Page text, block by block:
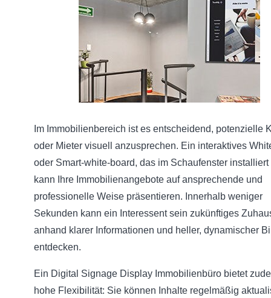
Im Immobilienbereich ist es entscheidend, potenzielle
oder Mieter visuell anzusprechen. Ein interaktives
oder Smart-white-board, das im Schaufenster installiert
kann Ihre Immobilienangebote auf ansprechende und
professionelle Weise präsentieren. Innerhalb weniger
Sekunden kann ein Interessent sein zukünftiges
anhand klarer Informationen und heller, dynamischer
entdecken.
Ein Digital Signage Display Immobilienbüro bietet
hohe Flexibilität: Sie können Inhalte regelmäßig